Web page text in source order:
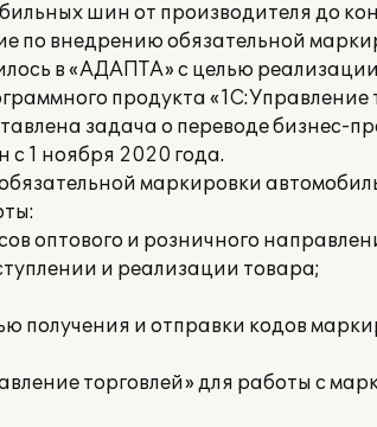
шин от производителя до
по внедрению обязательной
в «АДАПТА» с целью
продукта «1С:Управление
задача о переводе бизнес-
1 ноября 2020 года.
маркировки
оптового и розничного
и реализации товара;
получения и отправки кодов
торговлей» для работы с